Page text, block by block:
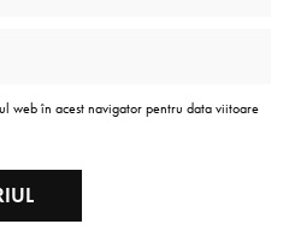
web în acest navigator pentru data viitoare